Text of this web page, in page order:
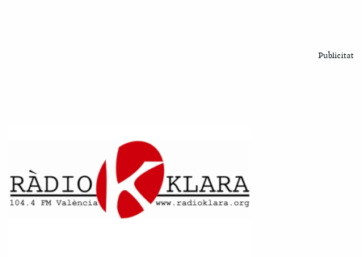
Publicitat